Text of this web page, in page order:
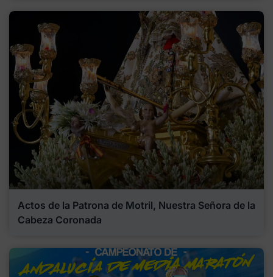
Actos de la Patrona de Motril, Nuestra Señora de la
Cabeza Coronada